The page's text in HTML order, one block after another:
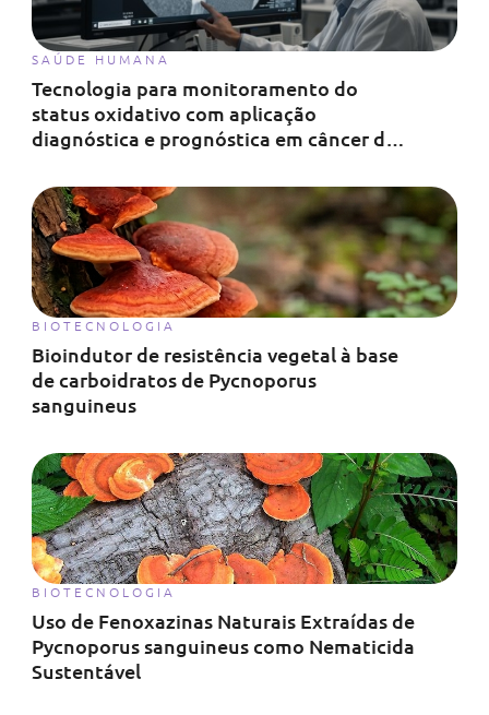
Tecnologia para monitoramento do
status oxidativo com aplicação
diagnóstica e prognóstica em câncer de
SAÚDE HUMANA
Bioindutor de resistência vegetal à base
de carboidratos de Pycnoporus
sanguineus
BIOTECNOLOGIA
Uso de Fenoxazinas Naturais Extraídas de
Pycnoporus sanguineus como Nematicida
Sustentável
BIOTECNOLOGIA